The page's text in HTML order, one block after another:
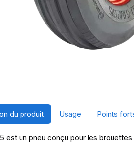
du produit Usage Points
est un pneu conçu pour les